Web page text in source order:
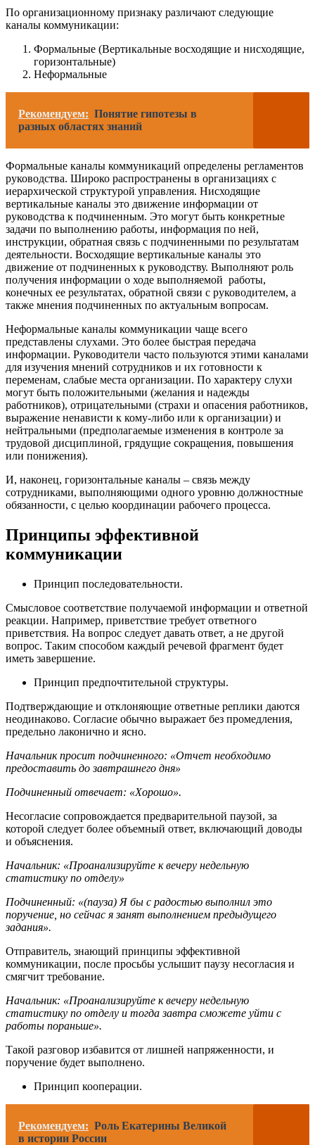
По организационному признаку различают следующие
каналы коммуникации:
Формальные (Вертикальные восходящие и нисходящие,
горизонтальные)
Неформальные
Рекомендуем: Понятие гипотезы в
разных областях знаний
Формальные каналы коммуникаций определены регламентов
руководства. Широко распространены в организациях с
иерархической структурой управления. Нисходящие
вертикальные каналы это движение информации от
руководства к подчиненным. Это могут быть конкретные
задачи по выполнению работы, информация по ней,
инструкции, обратная связь с подчиненными по результатам
деятельности. Восходящие вертикальные каналы это
движение от подчиненных к руководству. Выполняют роль
получения информации о ходе выполняемой работы,
конечных ее результатах, обратной связи с руководителем, а
также мнения подчиненных по актуальным вопросам.
Неформальные каналы коммуникации чаще всего
представлены слухами. Это более быстрая передача
информации. Руководители часто пользуются этими каналами
для изучения мнений сотрудников и их готовности к
переменам, слабые места организации. По характеру слухи
могут быть положительными (желания и надежды
работников), отрицательными (страхи и опасения работников,
выражение ненависти к кому-либо или к организации) и
нейтральными (предполагаемые изменения в контроле за
трудовой дисциплиной, грядущие сокращения, повышения
или понижения).
И, наконец, горизонтальные каналы – связь между
сотрудниками, выполняющими одного уровню должностные
обязанности, с целью координации рабочего процесса.
Принципы эффективной
коммуникации
Принцип последовательности.
Смысловое соответствие получаемой информации и ответной
реакции. Например, приветствие требует ответного
приветствия. На вопрос следует давать ответ, а не другой
вопрос. Таким способом каждый речевой фрагмент будет
иметь завершение.
Принцип предпочтительной структуры.
Подтверждающие и отклоняющие ответные реплики даются
неодинаково. Согласие обычно выражает без промедления,
предельно лаконично и ясно.
Начальник просит подчиненного: «Отчет необходимо
предоставить до завтрашнего дня»
Подчиненный отвечает: «Хорошо».
Несогласие сопровождается предварительной паузой, за
которой следует более объемный ответ, включающий доводы
и объяснения.
Начальник: «Проанализируйте к вечеру недельную
статистику по отделу»
Подчиненный: «(пауза) Я бы с радостью выполнил это
поручение, но сейчас я занят выполнением предыдущего
задания».
Отправитель, знающий принципы эффективной
коммуникации, после просьбы услышит паузу несогласия и
смягчит требование.
Начальник: «Проанализируйте к вечеру недельную
статистику по отделу и тогда завтра сможете уйти с
работы пораньше».
Такой разговор избавится от лишней напряженности, и
поручение будет выполнено.
Принцип кооперации.
Рекомендуем: Роль Екатерины Великой
в истории России